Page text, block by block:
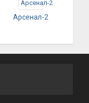
Арсенал-2